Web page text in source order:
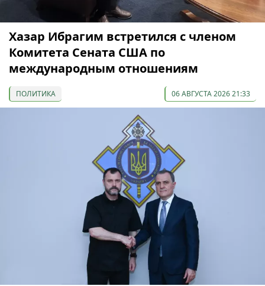
Хазар Ибрагим встретился с членом
Комитета Сената США по
международным отношениям
ПОЛИТИКА 06 АВГУСТА 2026 21:33